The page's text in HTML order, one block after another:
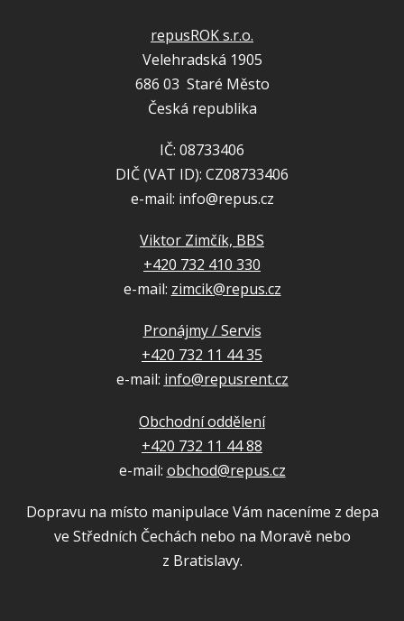
repusROK s.r.o.
Velehradská 1905
686 03 Staré Město
Česká republika
IČ: 08733406
DIČ (VAT ID): CZ08733406
e-mail: info@repus.cz
Viktor Zimčík, BBS
+420 732 410 330
e-mail: zimcik@repus.cz
Pronájmy / Servis
+420 732 11 44 35
e-mail: info@repusrent.cz
Obchodní oddělení
+420 732 11 44 88
e-mail: obchod@repus.cz
Dopravu na místo manipulace Vám naceníme z depa
ve Středních Čechách nebo na Moravě nebo
z Bratislavy.